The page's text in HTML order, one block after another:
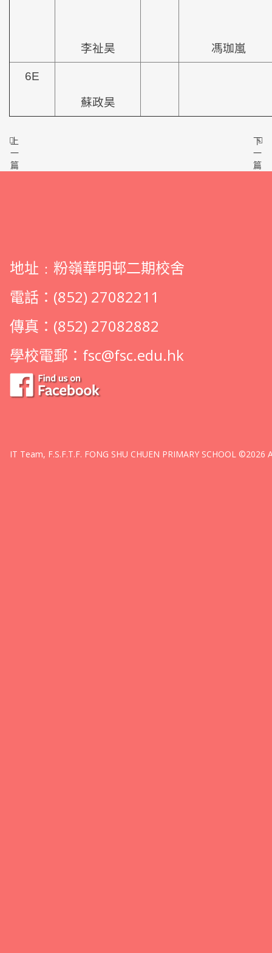
李祉昊 馮珈嵐
6E
蘇政昊
上
一
篇
下
一
篇
地址﹕粉嶺華明邨二期校舍
電話：(852) 27082211
傳真：(852) 27082882
學校電郵： fsc@fsc.edu.hk
IT Team, F.S.F.T.F. FONG SHU CHUEN PRIMARY SCHOOL ©2026